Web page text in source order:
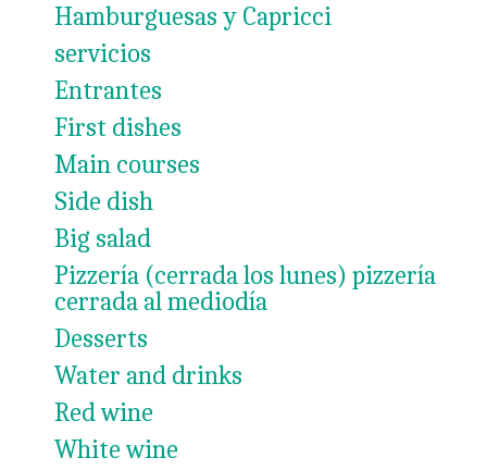
Hamburguesas y Capricci
servicios
Entrantes
First dishes
Main courses
Side dish
Big salad
Pizzería (cerrada los lunes) pizzería
cerrada al mediodía
Desserts
Water and drinks
Red wine
White wine